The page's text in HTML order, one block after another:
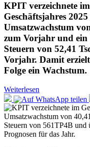
KPIT verzeichnete
Geschäftsjahres
Umsatzwachstum
zum Vorjahr und ein
Steuern von 52,41
Vorjahr. Damit
Folge ein Wachstum.
Weiterlesen